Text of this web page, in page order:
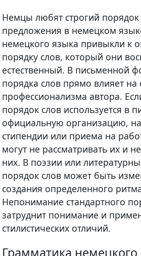
Немцы любят строгий
предложения в немецком
немецкого языка привыкли к
порядку слов, который они
естественный. В письменной
порядка слов прямо влияет на
профессионализма автора.
порядок слов используется в
официальную организацию,
стипендии или приема на
могут не рассматривать их и
них. В поэзии или
порядок слов может быть
создания определенного
Непонимание стандартного
затруднит понимание и
стилистических отличий.
Грамматика немецкого